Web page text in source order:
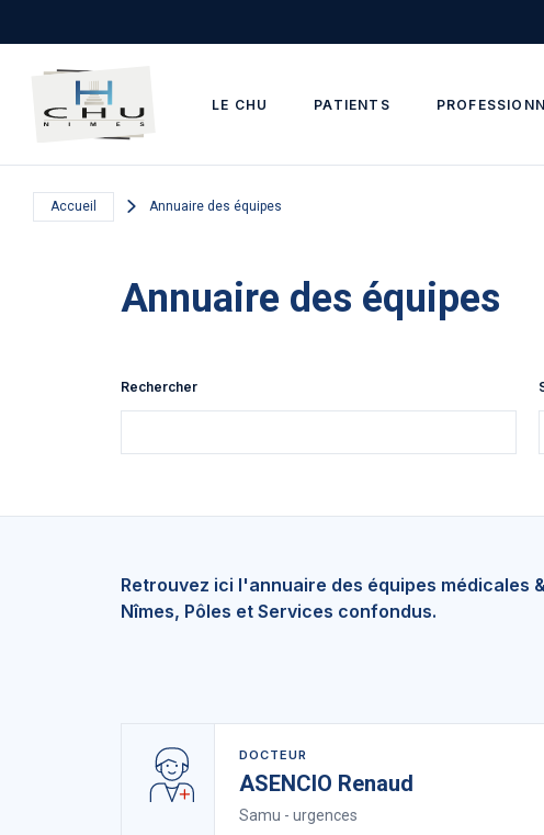
LE CHU PATIENTS
Accueil Annuaire des équipes
Annuaire des équipes
Rechercher
Retrouvez ici l'annuaire des équipes médicales
Nîmes, Pôles et Services confondus.
DOCTEUR
ASENCIO Renaud
Samu - urgences